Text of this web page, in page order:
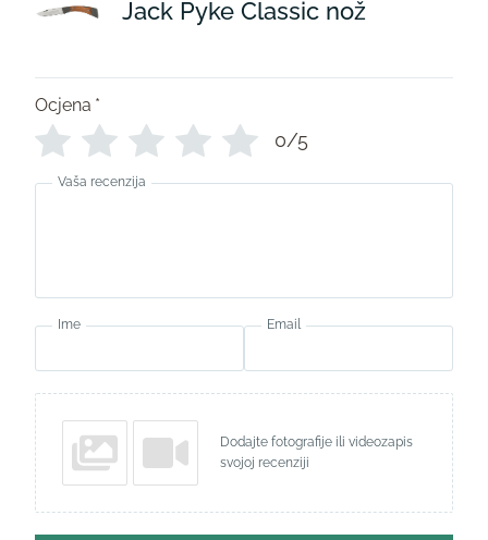
Jack Pyke Classic nož
Ocjena *
0/5
Vaša recenzija
Ime Email
Dodajte fotografije ili videozapis
svojoj recenziji